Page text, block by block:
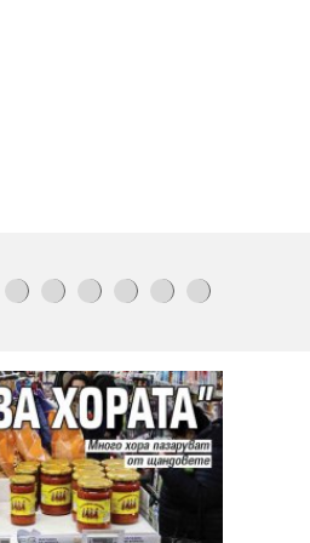
съоръжения в
дълга 16 м
в езерото
живее с 24
нови 41